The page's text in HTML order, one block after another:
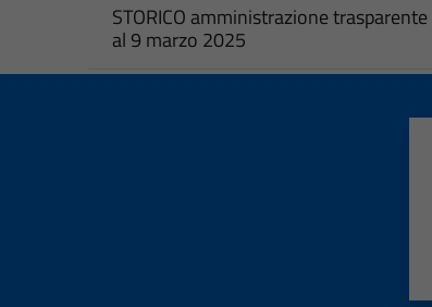
STORICO amministrazione
al 9 marzo 2025